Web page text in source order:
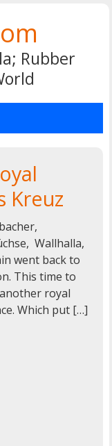
Rubber
Kreuz
Wallhalla,
went back to
This time to
royal
Which put […]